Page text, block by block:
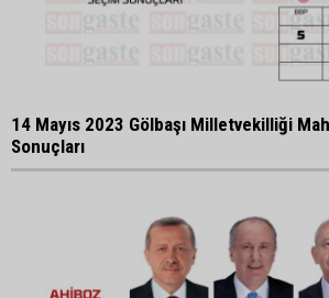
14 Mayıs 2023 Gölbaşı Milletvekilliği
Sonuçları